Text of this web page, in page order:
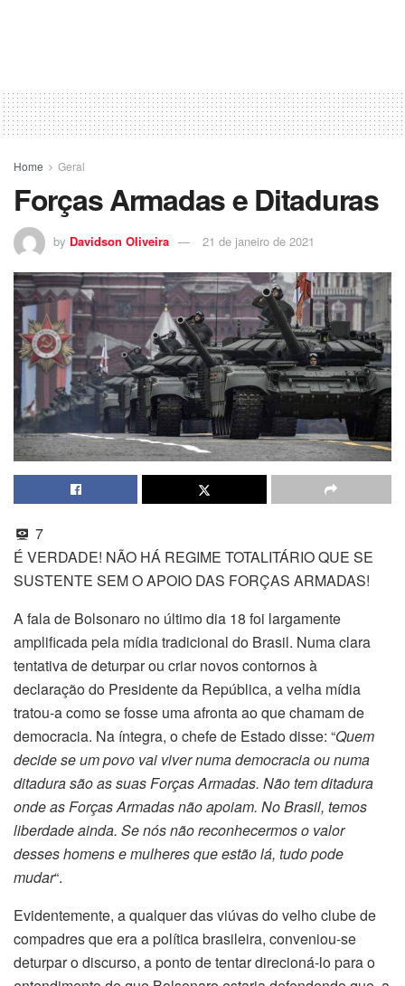
Home Geral
Forças Armadas e Ditaduras
by Davidson Oliveira 21 de janeiro de 2021
7
É VERDADE! NÃO HÁ REGIME TOTALITÁRIO QUE SE
SUSTENTE SEM O APOIO DAS FORÇAS ARMADAS!
A fala de Bolsonaro no último dia 18 foi largamente
amplificada pela mídia tradicional do Brasil. Numa clara
tentativa de deturpar ou criar novos contornos à
declaração do Presidente da República, a velha mídia
tratou-a como se fosse uma afronta ao que chamam de
democracia. Na íntegra, o chefe de Estado disse: “Quem
decide se um povo vai viver numa democracia ou numa
ditadura são as suas Forças Armadas. Não tem ditadura
onde as Forças Armadas não apoiam. No Brasil, temos
liberdade ainda. Se nós não reconhecermos o valor
desses homens e mulheres que estão lá, tudo pode
mudar“.
Evidentemente, a qualquer das viúvas do velho clube de
compadres que era a política brasileira, conveniou-se
deturpar o discurso, a ponto de tentar direcioná-lo para o